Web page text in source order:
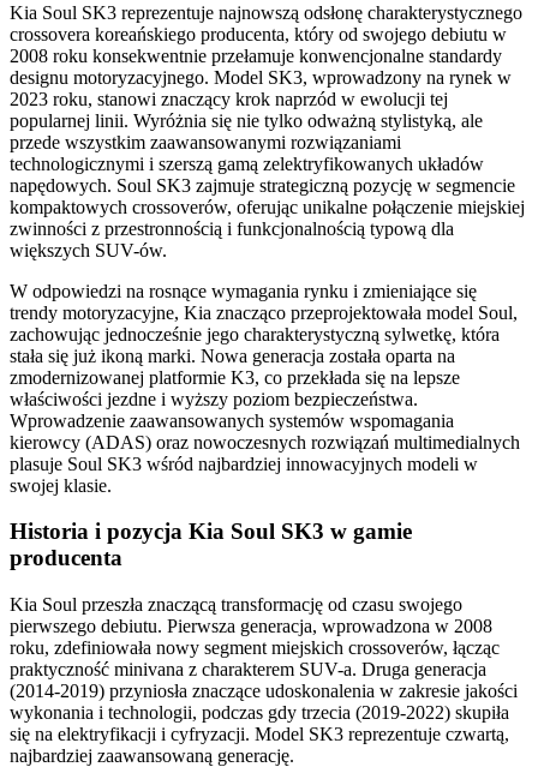
Kia Soul SK3 reprezentuje najnowszą odsłonę charakterystycznego
crossovera koreańskiego producenta, który od swojego debiutu w
2008 roku konsekwentnie przełamuje konwencjonalne standardy
designu motoryzacyjnego. Model SK3, wprowadzony na rynek w
2023 roku, stanowi znaczący krok naprzód w ewolucji tej
popularnej linii. Wyróżnia się nie tylko odważną stylistyką, ale
przede wszystkim zaawansowanymi rozwiązaniami
technologicznymi i szerszą gamą zelektryfikowanych układów
napędowych. Soul SK3 zajmuje strategiczną pozycję w segmencie
kompaktowych crossoverów, oferując unikalne połączenie miejskiej
zwinności z przestronnością i funkcjonalnością typową dla
większych SUV-ów.
W odpowiedzi na rosnące wymagania rynku i zmieniające się
trendy motoryzacyjne, Kia znacząco przeprojektowała model Soul,
zachowując jednocześnie jego charakterystyczną sylwetkę, która
stała się już ikoną marki. Nowa generacja została oparta na
zmodernizowanej platformie K3, co przekłada się na lepsze
właściwości jezdne i wyższy poziom bezpieczeństwa.
Wprowadzenie zaawansowanych systemów wspomagania
kierowcy (ADAS) oraz nowoczesnych rozwiązań multimedialnych
plasuje Soul SK3 wśród najbardziej innowacyjnych modeli w
swojej klasie.
Historia i pozycja Kia Soul SK3 w gamie
producenta
Kia Soul przeszła znaczącą transformację od czasu swojego
pierwszego debiutu. Pierwsza generacja, wprowadzona w 2008
roku, zdefiniowała nowy segment miejskich crossoverów, łącząc
praktyczność minivana z charakterem SUV-a. Druga generacja
(2014-2019) przyniosła znaczące udoskonalenia w zakresie jakości
wykonania i technologii, podczas gdy trzecia (2019-2022) skupiła
się na elektryfikacji i cyfryzacji. Model SK3 reprezentuje czwartą,
najbardziej zaawansowaną generację.